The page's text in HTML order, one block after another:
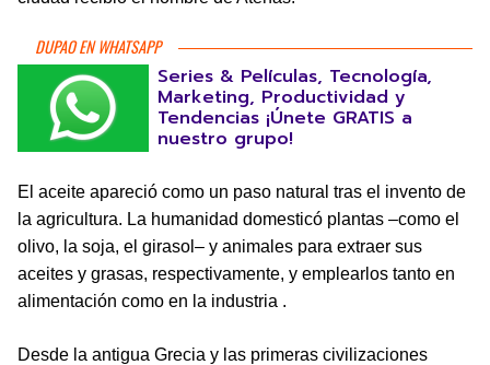
DUPAO EN WHATSAPP
Series & Películas, Tecnología,
Marketing, Productividad y
Tendencias ¡Únete GRATIS a
nuestro grupo!
El aceite apareció como un paso natural tras el invento de
la agricultura. La humanidad domesticó plantas –como el
olivo, la soja, el girasol– y animales para extraer sus
aceites y grasas, respectivamente, y emplearlos tanto en
alimentación como en la industria .
Desde la antigua Grecia y las primeras civilizaciones